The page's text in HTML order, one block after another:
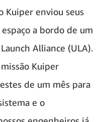
Kuiper enviou seus
a bordo de um
Alliance (ULA).
Kuiper
de um mês para
e o